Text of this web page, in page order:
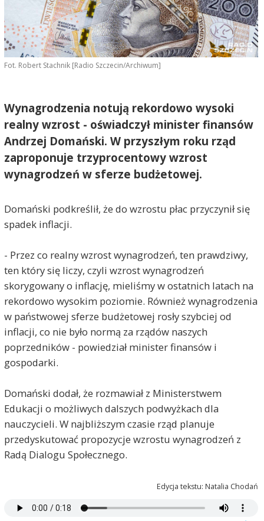
Fot. Robert Stachnik [Radio Szczecin/Archiwum]
Wynagrodzenia notują rekordowo wysoki
realny wzrost - oświadczył minister finansów
Andrzej Domański. W przyszłym roku rząd
zaproponuje trzyprocentowy wzrost
wynagrodzeń w sferze budżetowej.
Domański podkreślił, że do wzrostu płac przyczynił się
spadek inflacji.
- Przez co realny wzrost wynagrodzeń, ten prawdziwy,
ten który się liczy, czyli wzrost wynagrodzeń
skorygowany o inflację, mieliśmy w ostatnich latach na
rekordowo wysokim poziomie. Również wynagrodzenia
w państwowej sferze budżetowej rosły szybciej od
inflacji, co nie było normą za rządów naszych
poprzedników - powiedział minister finansów i
gospodarki.
Domański dodał, że rozmawiał z Ministerstwem
Edukacji o możliwych dalszych podwyżkach dla
nauczycieli. W najbliższym czasie rząd planuje
przedyskutować propozycje wzrostu wynagrodzeń z
Radą Dialogu Społecznego.
Edycja tekstu: Natalia Chodań